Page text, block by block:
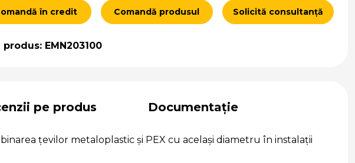
în credit Comandă produsul Solicită consultanță
produs: EMN203100
pe produs Documentație
țevilor metaloplastic și PEX cu același diametru în instalații